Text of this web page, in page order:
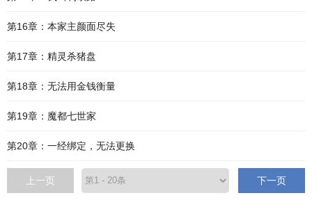
第16章：本家主颜面尽失
第17章：精灵杀猪盘
第18章：无法用金钱衡量
第19章：魔都七世家
第20章：一经绑定，无法更换
上一页 下一页